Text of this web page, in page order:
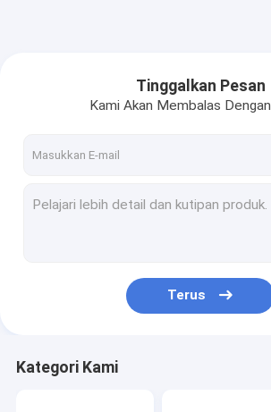
Tinggalkan Pesan
Kami Akan Membalas
Terus
Kategori Kami